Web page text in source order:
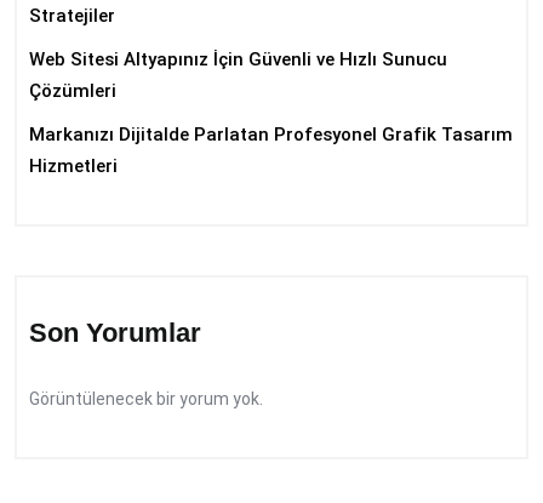
Stratejiler
Web Sitesi Altyapınız İçin Güvenli ve Hızlı Sunucu
Çözümleri
Markanızı Dijitalde Parlatan Profesyonel Grafik Tasarım
Hizmetleri
Son Yorumlar
Görüntülenecek bir yorum yok.